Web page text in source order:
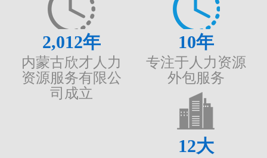
2,012年
内蒙古欣才人力
资源服务有限公
司成立
10年
专注于人力资源
外包服务
12大